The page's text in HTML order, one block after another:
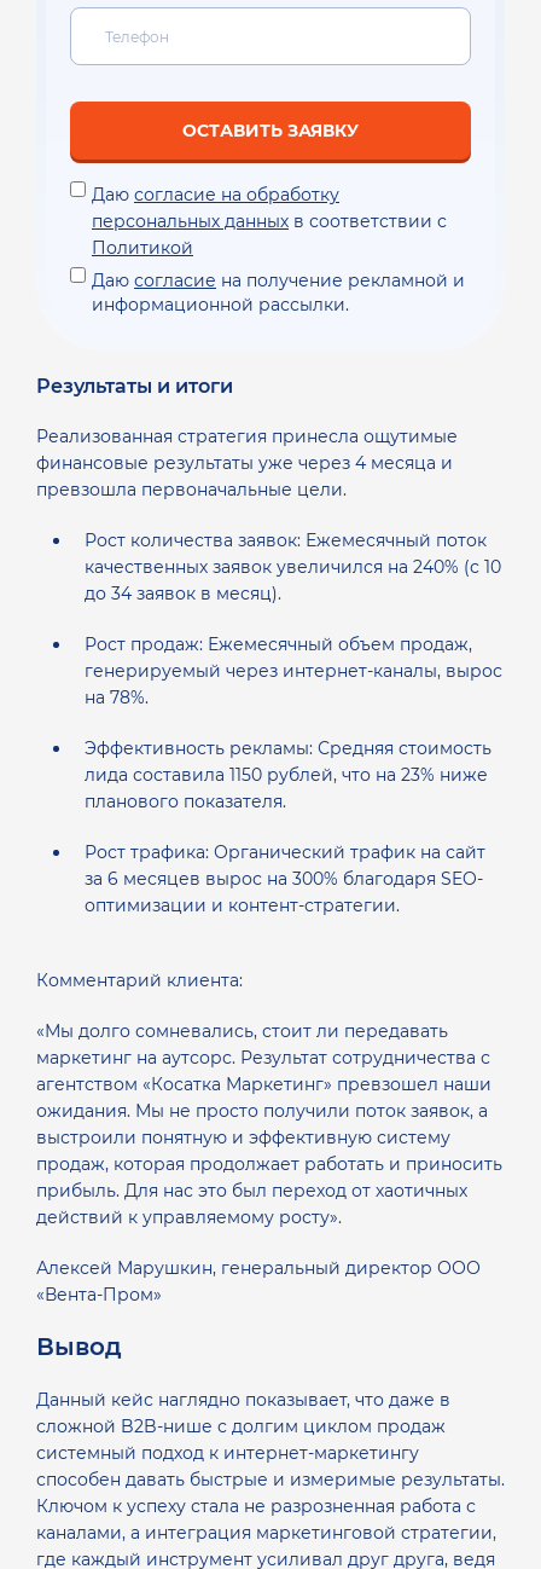
ОСТАВИТЬ ЗАЯВКУ
Даю согласие на обработку
персональных данных в соответствии с
Политикой
Даю согласие на получение рекламной и
информационной рассылки.
Результаты и итоги
Реализованная стратегия принесла ощутимые
финансовые результаты уже через 4 месяца и
превзошла первоначальные цели.
Рост количества заявок: Ежемесячный поток
качественных заявок увеличился на 240% (с 10
до 34 заявок в месяц).
Рост продаж: Ежемесячный объем продаж,
генерируемый через интернет-каналы, вырос
на 78%.
Эффективность рекламы: Средняя стоимость
лида составила 1150 рублей, что на 23% ниже
планового показателя.
Рост трафика: Органический трафик на сайт
за 6 месяцев вырос на 300% благодаря SEO-
оптимизации и контент-стратегии.
Комментарий клиента:
«Мы долго сомневались, стоит ли передавать
маркетинг на аутсорс. Результат сотрудничества с
агентством «Косатка Маркетинг» превзошел наши
ожидания. Мы не просто получили поток заявок, а
выстроили понятную и эффективную систему
продаж, которая продолжает работать и приносить
прибыль. Для нас это был переход от хаотичных
действий к управляемому росту».
Алексей Марушкин, генеральный директор ООО
«Вента-Пром»
Вывод
Данный кейс наглядно показывает, что даже в
сложной B2B-нише с долгим циклом продаж
системный подход к интернет-маркетингу
способен давать быстрые и измеримые результаты.
Ключом к успеху стала не разрозненная работа с
каналами, а интеграция маркетинговой стратегии,
где каждый инструмент усиливал друг друга, ведя